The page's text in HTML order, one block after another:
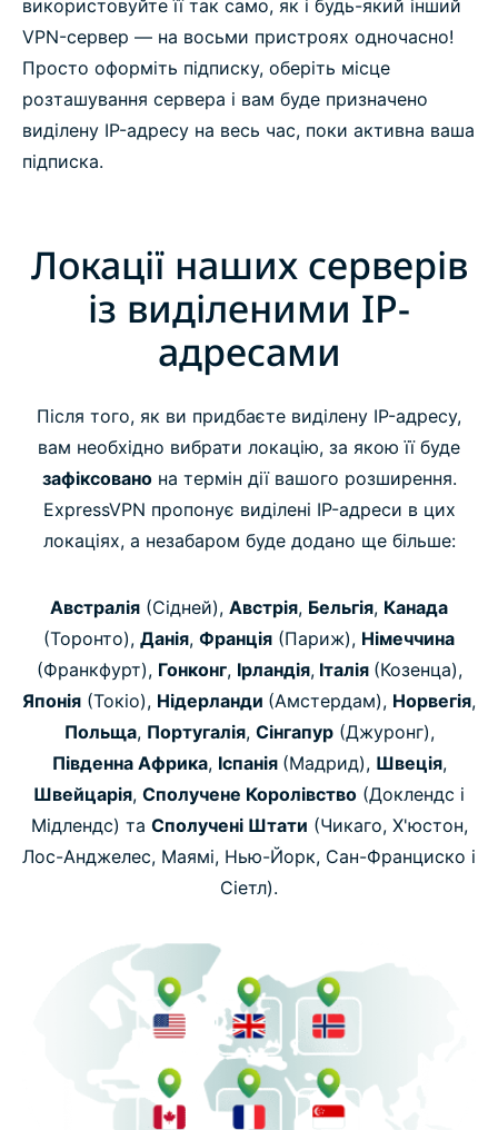
використовуйте її так само, як і будь-який інший
VPN-сервер — на восьми пристроях одночасно!
Просто оформіть підписку, оберіть місце
розташування сервера і вам буде призначено
виділену IP-адресу на весь час, поки активна ваша
підписка.
Локації наших серверів
із виділеними IP-
адресами
Після того, як ви придбаєте виділену IP-адресу,
вам необхідно вибрати локацію, за якою її буде
зафіксованона термін дії вашого розширення.
ExpressVPN пропонує виділені IP-адреси в цих
локаціях, а незабаром буде додано ще більше:
Австралія (Сідней), Австрія, Бельгія, Канада
(Торонто), Данія, Франція (Париж), Німеччина
(Франкфурт), Гонконг, Ірландія,Італія (Козенца),
Японія (Токіо), Нідерланди (Амстердам), Норвегія,
Польща, Португалія, Сінгапур(Джуронг),
Південна Африка, Іспанія (Мадрид), Швеція,
Швейцарія, Сполучене Королівство (Доклендс і
Мідлендс) та Сполучені Штати (Чикаго, Х'юстон,
Лос-Анджелес, Маямі, Нью-Йорк, Сан-Франциско і
Сіетл).